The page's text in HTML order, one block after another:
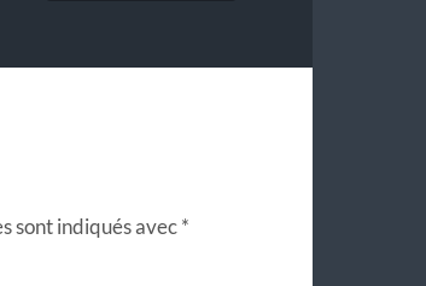
sont indiqués avec*